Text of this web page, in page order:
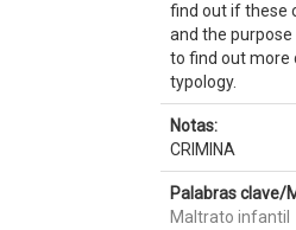
find out if these
and the
to find out more
typology.
Notas:
CRIMINA
Palabras clave/
Maltrato infantil